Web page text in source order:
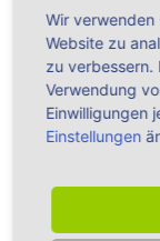
VOB - für
Wir verwenden
Website zu
zu verbessern.
Verwendung
Einwilligungen
Einstellungen